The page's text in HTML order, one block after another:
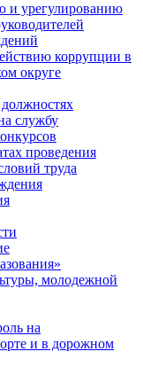
и урегулированию
коррупции в
округе
службу
проведения
труда
молодежной
на
и в дорожном